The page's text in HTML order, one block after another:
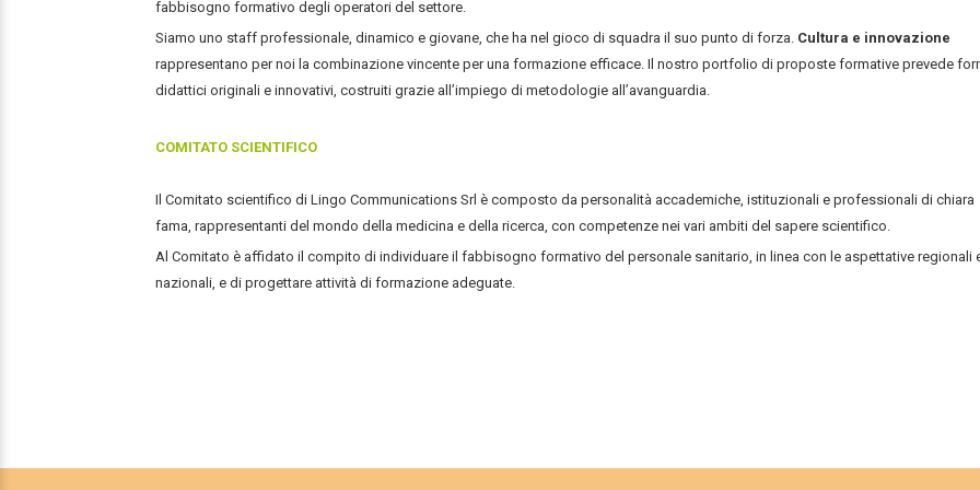
fabbisogno formativo degli operatori del settore.
Siamo uno staff professionale, dinamico e giovane, che ha nel gioco di squadra il suo punto di forza. Cultura e innovazione
rappresentano per noi la combinazione vincente per una formazione efficace. Il nostro portfolio di proposte formative prevede
didattici originali e innovativi, costruiti grazie all’impiego di metodologie all’avanguardia.
COMITATO SCIENTIFICO
Il Comitato scientifico di Lingo Communications Srl è composto da personalità accademiche, istituzionali e professionali di chiara
fama, rappresentanti del mondo della medicina e della ricerca, con competenze nei vari ambiti del sapere scientifico.
Al Comitato è affidato il compito di individuare il fabbisogno formativo del personale sanitario, in linea con le aspettative regionali
nazionali, e di progettare attività di formazione adeguate.